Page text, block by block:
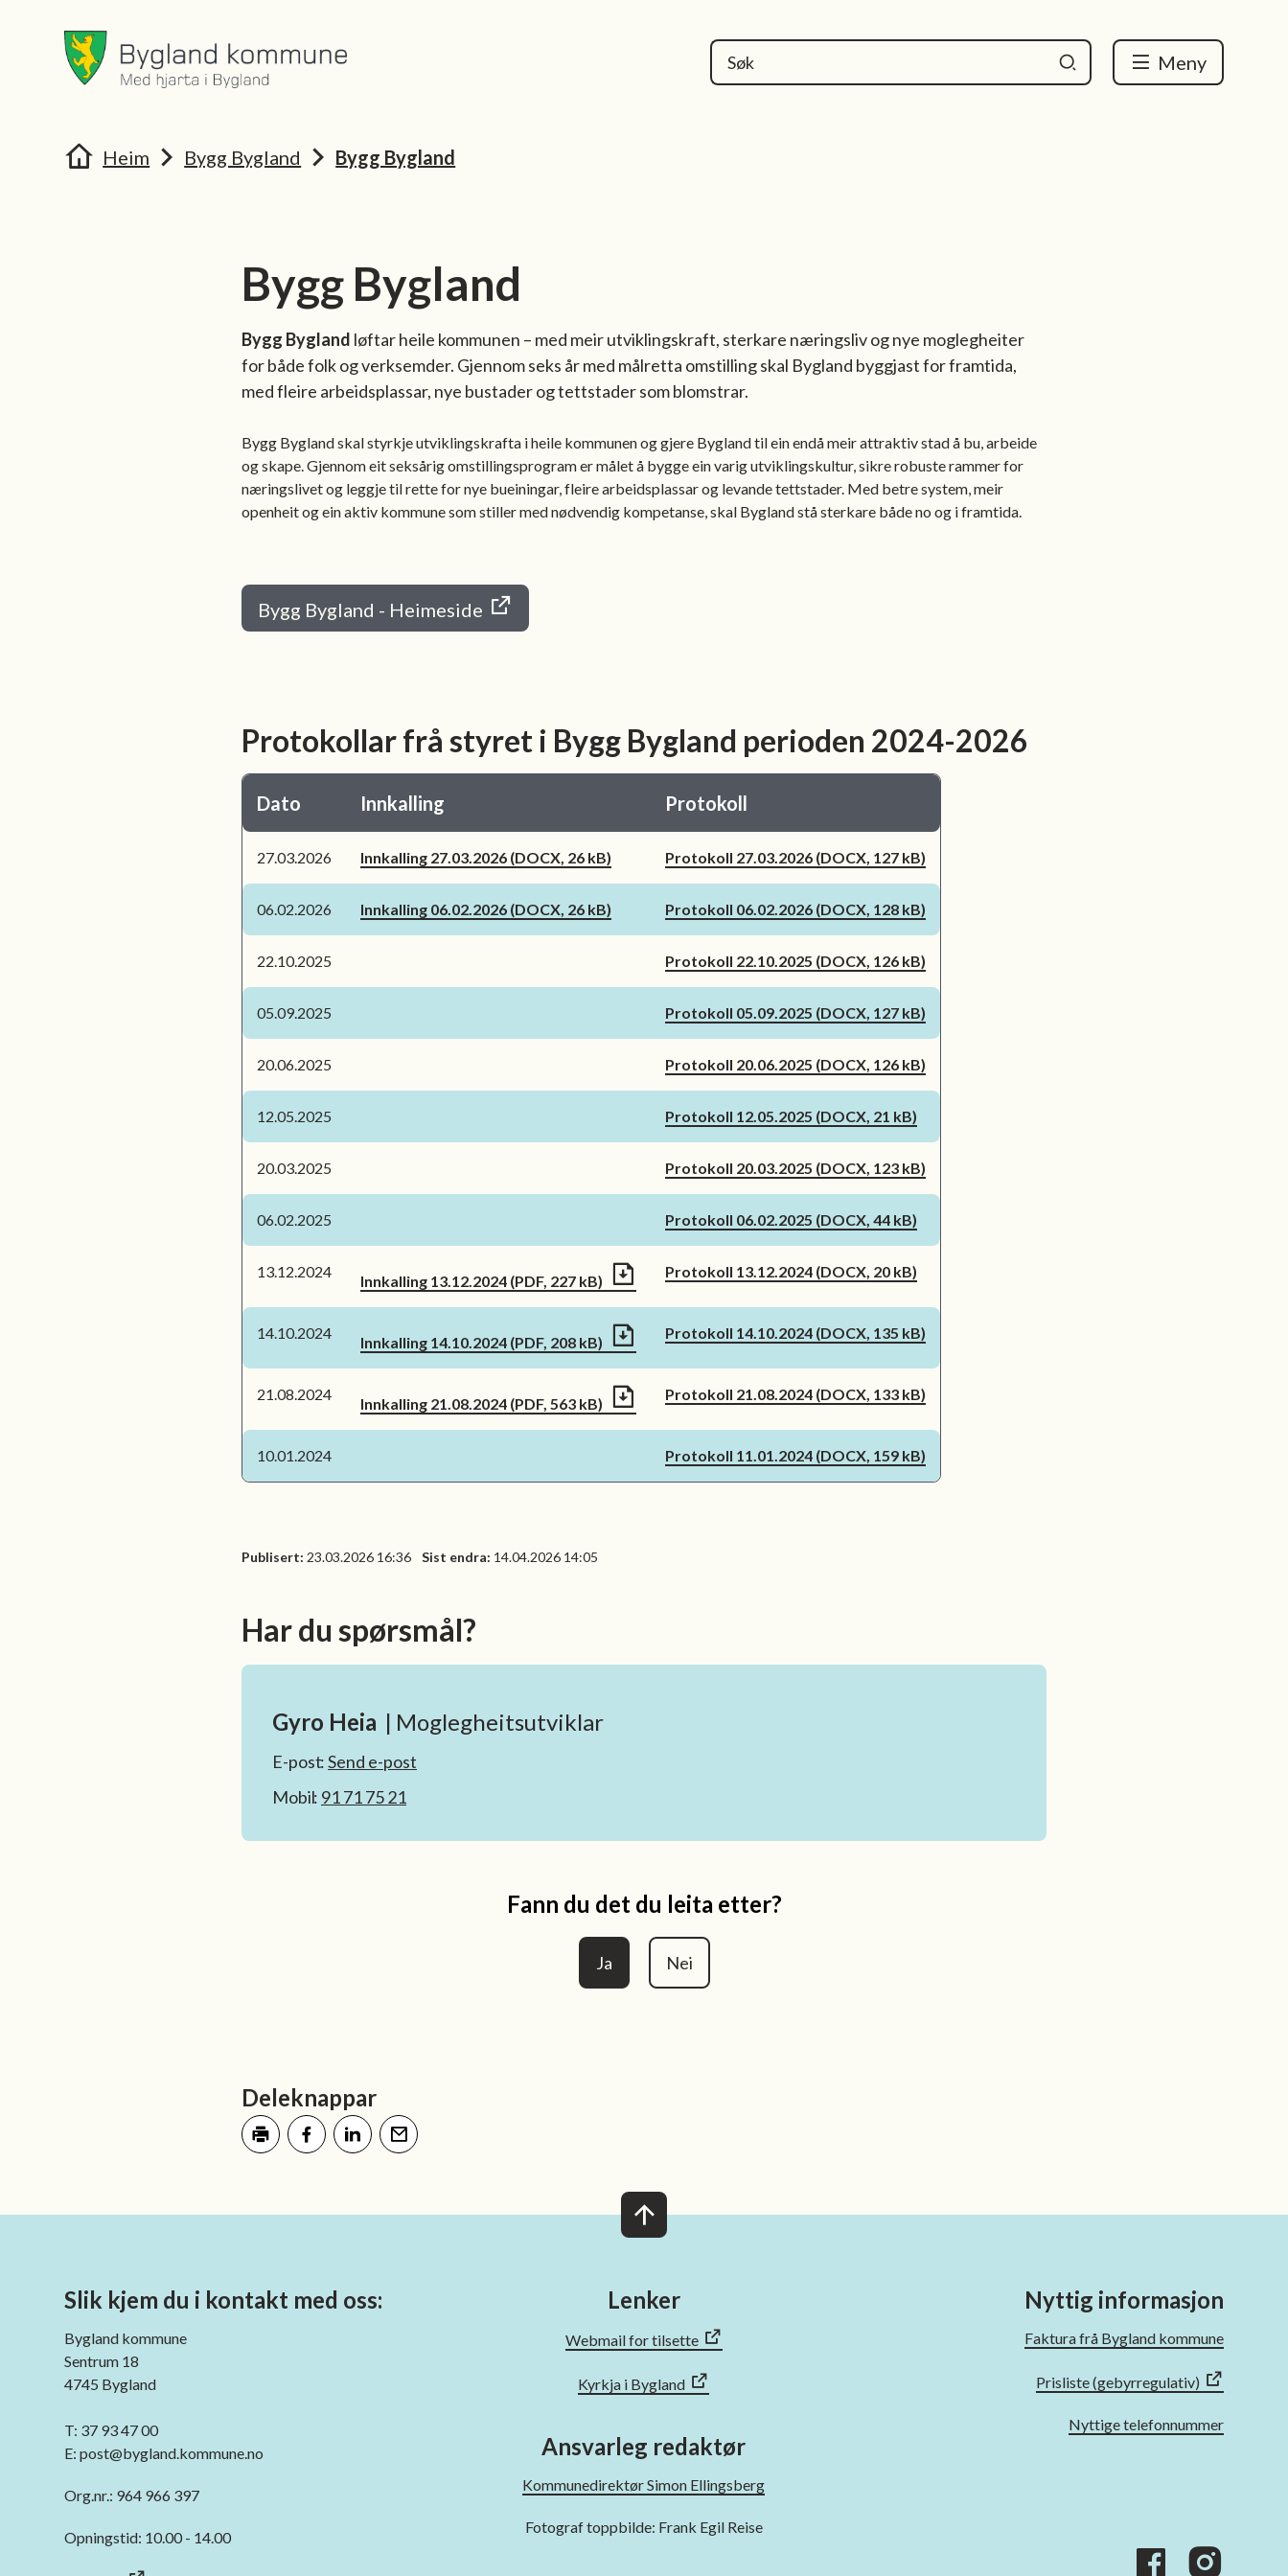
Bygland kommune
Meny
Du er her:Heim Bygg Bygland Bygg Bygland
Bygg Bygland
Bygg Bygland løftar heile kommunen – med meir utviklingskraft, sterkare næringsliv og nye moglegheiter
for både folk og verksemder. Gjennom seks år med målretta omstilling skal Bygland byggjast for framtida,
med fleire arbeidsplassar, nye bustader og tettstader som blomstrar.
Bygg Bygland skal styrkje utviklingskrafta i heile kommunen og gjere Bygland til ein endå meir attraktiv stad å bu, arbeide
og skape. Gjennom eit seksårig omstillingsprogram er målet å bygge ein varig utviklingskultur, sikre robuste rammer for
næringslivet og leggje til rette for nye bueiningar, fleire arbeidsplassar og levande tettstader. Med betre system, meir
openheit og ein aktiv kommune som stiller med nødvendig kompetanse, skal Bygland stå sterkare både no og i framtida.
Bygg Bygland - Heimeside
Protokollar frå styret i Bygg Bygland perioden 2024-2026
Dato Innkalling Protokoll
27.03.2026 Innkalling 27.03.2026 (DOCX, 26 kB) Protokoll 27.03.2026 (DOCX, 127 kB)
06.02.2026 Innkalling 06.02.2026 (DOCX, 26 kB) Protokoll 06.02.2026 (DOCX, 128 kB)
22.10.2025 Protokoll 22.10.2025 (DOCX, 126 kB)
05.09.2025 Protokoll 05.09.2025 (DOCX, 127 kB)
20.06.2025 Protokoll 20.06.2025 (DOCX, 126 kB)
12.05.2025 Protokoll 12.05.2025 (DOCX, 21 kB)
20.03.2025 Protokoll 20.03.2025 (DOCX, 123 kB)
06.02.2025 Protokoll 06.02.2025 (DOCX, 44 kB)
13.12.2024
Innkalling 13.12.2024 (PDF, 227 kB)
Protokoll 13.12.2024 (DOCX, 20 kB)
14.10.2024
Innkalling 14.10.2024 (PDF, 208 kB)
Protokoll 14.10.2024 (DOCX, 135 kB)
21.08.2024
Innkalling 21.08.2024 (PDF, 563 kB)
Protokoll 21.08.2024 (DOCX, 133 kB)
10.01.2024 Protokoll 11.01.2024 (DOCX, 159 kB)
Publisert 23.03.2026 16:36 Sist endra 14.04.2026 14:05
Har du spørsmål?
Gyro Heia Moglegheitsutviklar
E-postSend e-post
Mobil 91 71 75 21
Fann du det du leita etter?
Ja Nei
Deleknappar
Slik kjem du i kontakt med oss:
Bygland kommune
Sentrum 18
4745 Bygland
T: 37 93 47 00
E: post@bygland.kommune.no
Org.nr.: 964 966 397
Opningstid: 10.00 - 14.00
Lenker
Webmail for tilsette
Kyrkja i Bygland
Ansvarleg redaktør
Kommunedirektør Simon Ellingsberg
Fotograf toppbilde: Frank Egil Reise
Nyttig informasjon
Faktura frå Bygland kommune
Prisliste (gebyrregulativ)
Nyttige telefonnummer